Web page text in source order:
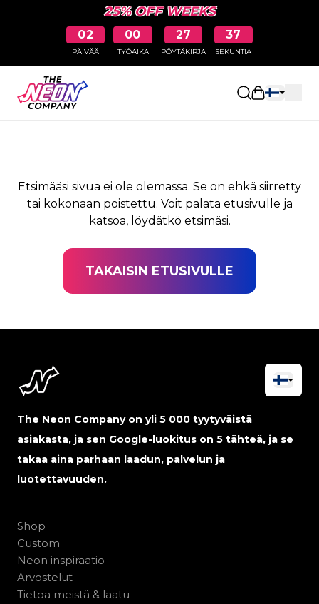
25% OFF WEEKS
02
PÄIVÄÄ
00
TYÖAIKA
27
PÖYTÄKIRJA
37
SEKUNTIA
Avaa
SIVUA EI LÖYDY
Etsimääsi sivua ei ole olemassa. Se on ehkä siirretty
tai kokonaan poistettu. Voit palata etusivulle ja
katsoa, löydätkö etsimäsi.
TAKAISIN ETUSIVULLE
The Neon Company on yli 5 000 tyytyväistä
asiakasta, ja sen Google-luokitus on 5 tähteä, ja se
takaa aina parhaan laadun, palvelun ja
luotettavuuden.
Shop
Custom
Neon inspiraatio
Arvostelut
Tietoa meistä & laatu